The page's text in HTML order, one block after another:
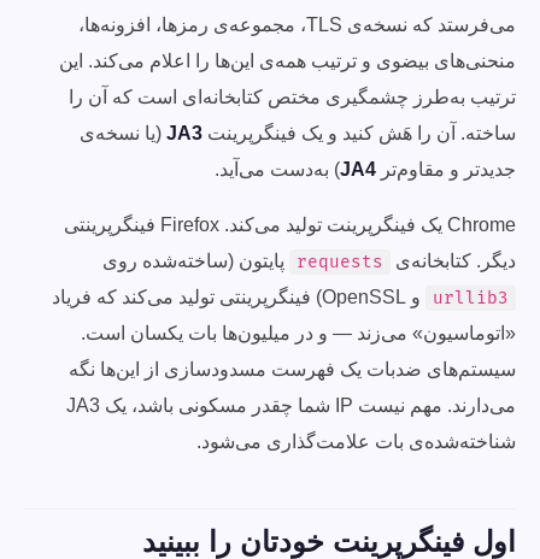
می‌فرستد که نسخه‌ی TLS، مجموعه‌ی رمزها، افزونه‌ها،
منحنی‌های بیضوی و ترتیب همه‌ی این‌ها را اعلام می‌کند. این
ترتیب به‌طرز چشمگیری مختص کتابخانه‌ای است که آن را
ساخته. آن را هَش کنید و یک فینگرپرینت JA3 (یا نسخه‌ی
جدیدتر و مقاوم‌تر JA4) به‌دست می‌آید.
Chrome یک فینگرپرینت تولید می‌کند. Firefox فینگرپرینتی
دیگر. کتابخانه‌ی
requests
پایتون (ساخته‌شده روی
urllib3
و OpenSSL) فینگرپرینتی تولید می‌کند که فریاد
«اتوماسیون» می‌زند — و در میلیون‌ها بات یکسان است.
سیستم‌های ضدبات یک فهرست مسدودسازی از این‌ها نگه
می‌دارند. مهم نیست IP شما چقدر مسکونی باشد، یک JA3
شناخته‌شده‌ی بات علامت‌گذاری می‌شود.
اول فینگرپرینت خودتان را ببینید